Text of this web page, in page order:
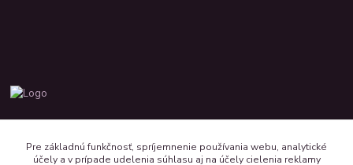
Pre základnú funkčnosť, spríjemnenie používania webu, analytické
účely a v prípade udelenia súhlasu aj na účely cielenia reklamy